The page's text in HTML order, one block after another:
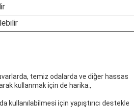
temiz odalarda ve diğer hassas
kullanmak için de harika.,
için yapıştırıcı destekle